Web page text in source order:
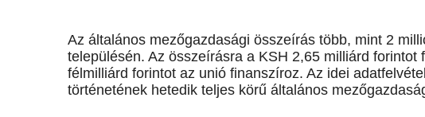
Az általános mezőgazdasági összeírás több, mint 2
településén. Az összeírásra a KSH 2,65 milliárd
félmilliárd forintot az unió finanszíroz. Az idei
történetének hetedik teljes körű általános